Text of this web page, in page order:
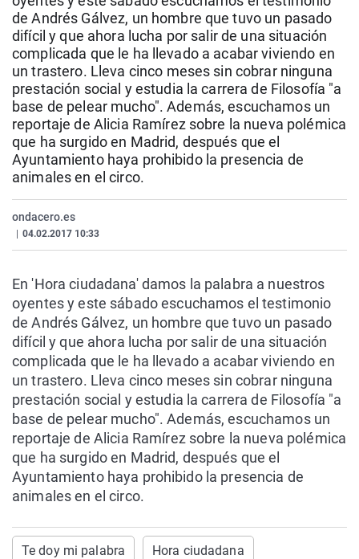
La rosa de los vientos
Gente viajera
Como el perro y el
Caso
Retornados
Equipo de
Operación Viuda
Extremadura
Galicia
La Rioja
Navarra
País Vasco
Virales
Televisión
Elecciones
de Andrés Gálvez, un hombre que tuvo un pasado
difícil y que ahora lucha por salir de una situación
complicada que le ha llevado a acabar viviendo en
un trastero. Lleva cinco meses sin cobrar ninguna
prestación social y estudia la carrera de Filosofía "a
base de pelear mucho". Además, escuchamos un
reportaje de Alicia Ramírez sobre la nueva polémica
que ha surgido en Madrid, después que el
Ayuntamiento haya prohibido la presencia de
animales en el circo.
ondacero.es
04.02.2017 10:33
En 'Hora ciudadana' damos la palabra a nuestros
oyentes y este sábado escuchamos el testimonio
de Andrés Gálvez, un hombre que tuvo un pasado
difícil y que ahora lucha por salir de una situación
complicada que le ha llevado a acabar viviendo en
un trastero. Lleva cinco meses sin cobrar ninguna
prestación social y estudia la carrera de Filosofía "a
base de pelear mucho". Además, escuchamos un
reportaje de Alicia Ramírez sobre la nueva polémica
que ha surgido en Madrid, después que el
Ayuntamiento haya prohibido la presencia de
animales en el circo.
Te doy mi palabra Hora ciudadana